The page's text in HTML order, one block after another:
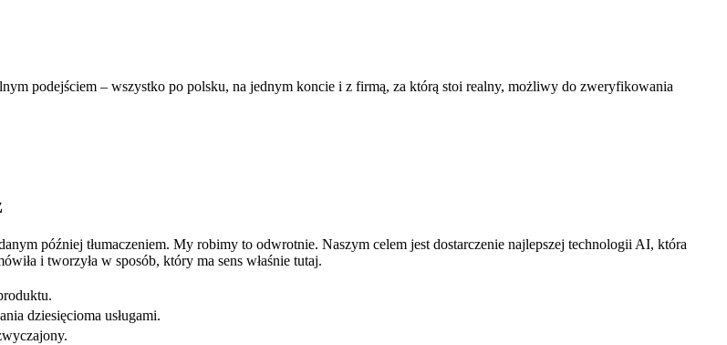
podejściem – wszystko po polsku, na jednym koncie i z firmą, za którą stoi realny, możliwy do zweryfikowania
później tłumaczeniem. My robimy to odwrotnie. Naszym celem jest dostarczenie najlepszej technologii AI, która
i tworzyła w sposób, który ma sens właśnie tutaj.
dziesięcioma usługami.